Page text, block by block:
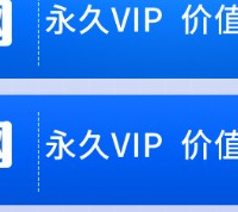
内容为付费资源，请付费后查看
币9.9
梦币1
钻石会员